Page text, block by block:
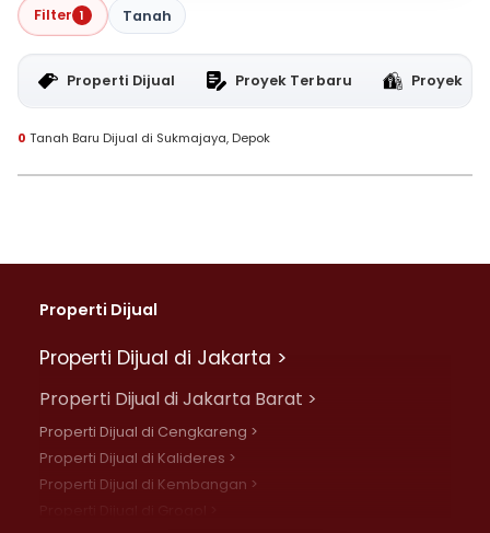
Filter 1 Tanah
Properti Dijual Proyek Terbaru Proyek
0 Tanah Baru Dijual di Sukmajaya, Depok
Properti Dijual
Properti Dijual di Jakarta >
Properti Dijual di Jakarta Barat >
Properti Dijual di Cengkareng >
Properti Dijual di Kalideres >
Properti Dijual di Kembangan >